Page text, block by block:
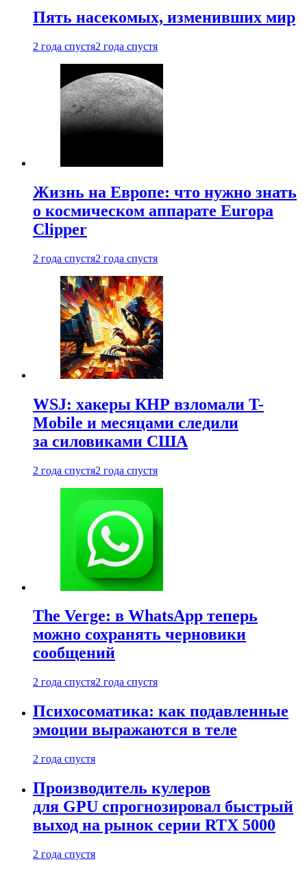
Пять насекомых, изменивших мир
2 года спустя2 года спустя
Жизнь на Европе: что нужно знать
о космическом аппарате Europa
Clipper
2 года спустя2 года спустя
WSJ: хакеры КНР взломали T-
Mobile и месяцами следили
за силовиками США
2 года спустя2 года спустя
The Verge: в WhatsApp теперь
можно сохранять черновики
сообщений
2 года спустя2 года спустя
Психосоматика: как подавленные
эмоции выражаются в теле
2 года спустя
Производитель кулеров
для GPU спрогнозировал быстрый
выход на рынок серии RTX 5000
2 года спустя